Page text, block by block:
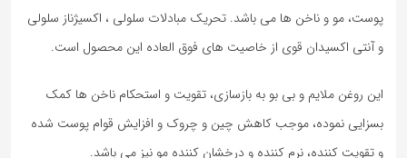
پوست، مو و ناخن ها می باشد. تحریک مبادلات سلولی ، اکسیژناز سلولی
و آنتی اکسیدان قوی از خاصیت های فوق العاده این محصول است.
این روغن ملایم و بی بو به بازسازی، تقویت و استحکام ناخن ها کمک
بسزایی نموده، موجب کاهش چین و چروک و افزایش قوام پوست شده
و تقویت کننده، نرم کننده و درخشان کننده مو نیز می باشد.